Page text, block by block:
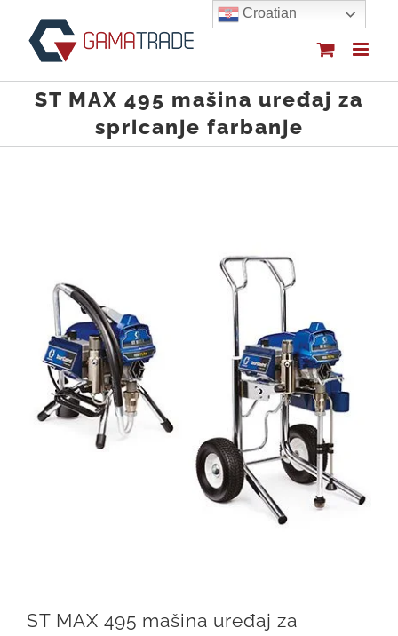
content
ST MAX 495 mašina uređaj za
spricanje farbanje
ST MAX 495 mašina uređaj za
Croatian